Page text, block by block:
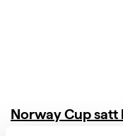
Norway Cup